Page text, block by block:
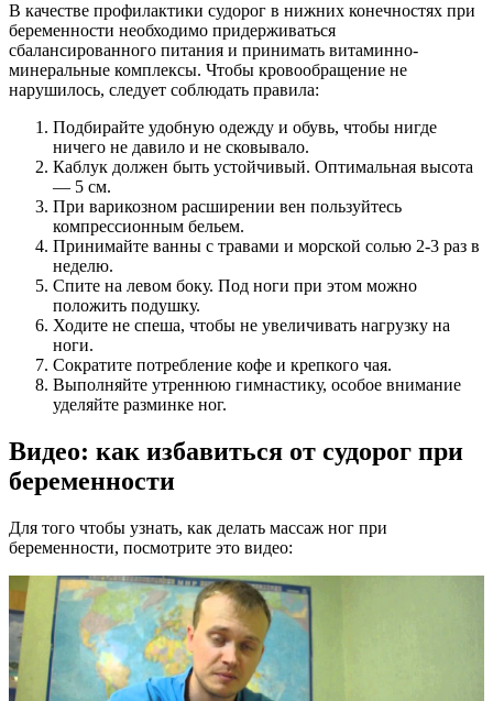
В качестве профилактики судорог в нижних конечностях при
беременности необходимо придерживаться
сбалансированного питания и принимать витаминно-
минеральные комплексы. Чтобы кровообращение не
нарушилось, следует соблюдать правила:
Подбирайте удобную одежду и обувь, чтобы нигде
ничего не давило и не сковывало.
Каблук должен быть устойчивый. Оптимальная высота
— 5 см.
При варикозном расширении вен пользуйтесь
компрессионным бельем.
Принимайте ванны с травами и морской солью 2-3 раз в
неделю.
Спите на левом боку. Под ноги при этом можно
положить подушку.
Ходите не спеша, чтобы не увеличивать нагрузку на
ноги.
Сократите потребление кофе и крепкого чая.
Выполняйте утреннюю гимнастику, особое внимание
уделяйте разминке ног.
Видео: как избавиться от судорог при
беременности
Для того чтобы узнать, как делать массаж ног при
беременности, посмотрите это видео: